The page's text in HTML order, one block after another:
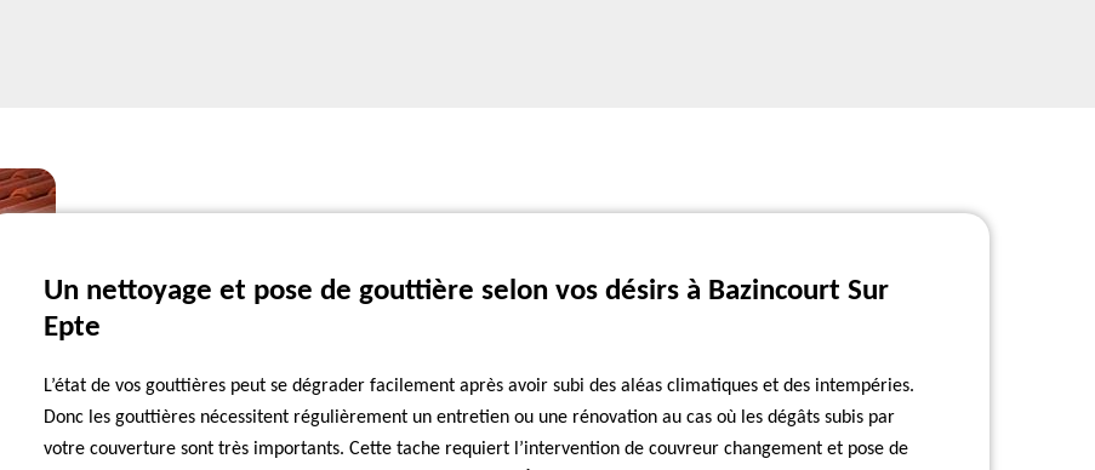
Un nettoyage et pose de gouttière selon vos désirs à Bazincourt Sur
Epte
L’état de vos gouttières peut se dégrader facilement après avoir subi des aléas climatiques et des intempéries.
Donc les gouttières nécessitent régulièrement un entretien ou une rénovation au cas où les dégâts subis par
votre couverture sont très importants. Cette tache requiert l’intervention de couvreur changement et pose de